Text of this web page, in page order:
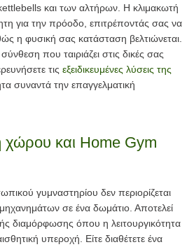
και των αλτήρων. Η κλιμακωτή
για την πρόοδο, επιτρέποντάς σας να
η φυσική σας κατάσταση βελτιώνεται.
σύνθεση που ταιριάζει στις δικές σας
τις εξειδικευμένες λύσεις της
συναντά την επαγγελματική
χώρου και Home Gym
γυμναστηρίου δεν περιορίζεται
σε ένα δωμάτιο. Αποτελεί
διαμόρφωσης όπου η λειτουργικότητα
υπεροχή. Είτε διαθέτετε ένα